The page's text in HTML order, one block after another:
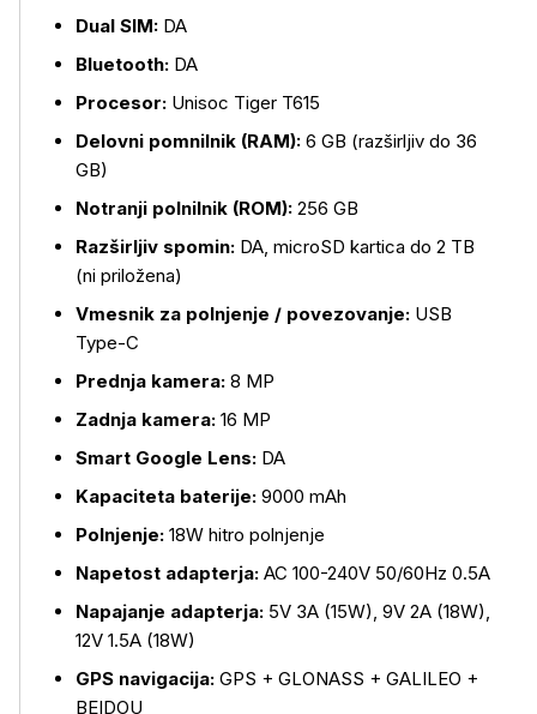
Dual SIM: DA
Bluetooth: DA
Procesor: Unisoc Tiger T615
Delovni pomnilnik (RAM): 6 GB (razširljiv do 36
GB)
Notranji polnilnik (ROM): 256 GB
Razširljiv spomin: DA, microSD kartica do 2 TB
(ni priložena)
Vmesnik za polnjenje / povezovanje: USB
Type-C
Prednja kamera: 8 MP
Zadnja kamera: 16 MP
Smart Google Lens: DA
Kapaciteta baterije: 9000 mAh
Polnjenje: 18W hitro polnjenje
Napetost adapterja: AC 100-240V 50/60Hz 0.5A
Napajanje adapterja: 5V 3A (15W), 9V 2A (18W),
12V 1.5A (18W)
GPS navigacija: GPS + GLONASS + GALILEO +
BEIDOU